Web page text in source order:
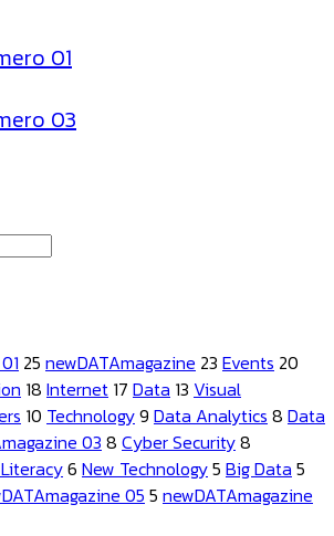
01
03
25 newDATAmagazine 23 Events 20
18 Internet 17 Data 13 Visual
10 Technology9 Data Analytics 8 Data
03 8 Cyber Security8
6 New Technology5 Big Data 5
05 5 newDATAmagazine